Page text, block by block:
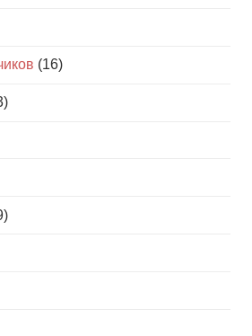
(16)